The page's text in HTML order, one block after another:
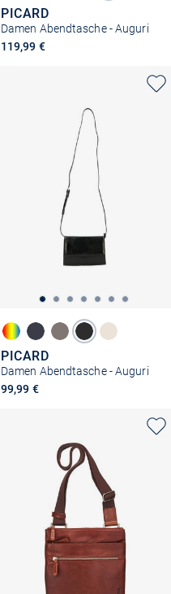
PICARD
Damen Abendtasche - Auguri
119,99 €
PICARD
Damen Abendtasche - Auguri
99,99 €